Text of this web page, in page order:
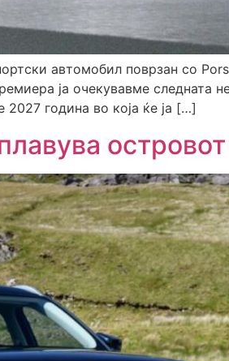
автомобил поврзан со
ја очекувавме
2027 година во која ќе ја […]
островот